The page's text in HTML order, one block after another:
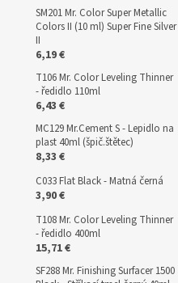
SM201 Mr. Color Super Metallic
Colors II (10 ml) Super Fine Silver
II
6,19 €
T106 Mr. Color Leveling Thinner
- ředidlo 110ml
6,43 €
MC129 Mr.Cement S - Lepidlo na
plast 40ml (špič.štětec)
8,33 €
C033 Flat Black - Matná černá
3,90 €
T108 Mr. Color Leveling Thinner
- ředidlo 400ml
15,71 €
SF288 Mr. Finishing Surfacer 1500